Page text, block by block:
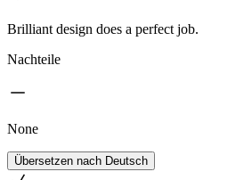
Brilliant design does a perfect job.
Nachteile
None
Übersetzen nach Deutsch